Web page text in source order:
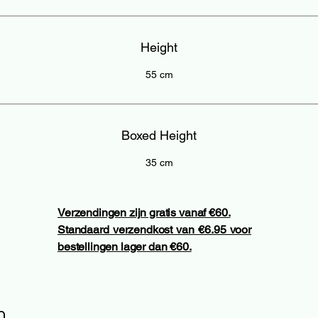
Height
55 cm
Boxed Height
35 cm
Verzendingen zijn gratis vanaf €60.
Standaard verzendkost van €6.95 voor
bestellingen lager dan €60.